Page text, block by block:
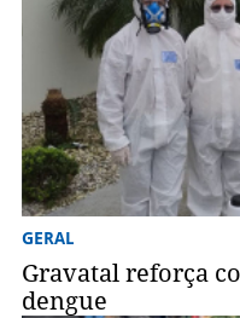
GERAL
Gravatal reforça
dengue